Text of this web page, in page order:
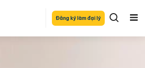
Đăng ký làm đại lý